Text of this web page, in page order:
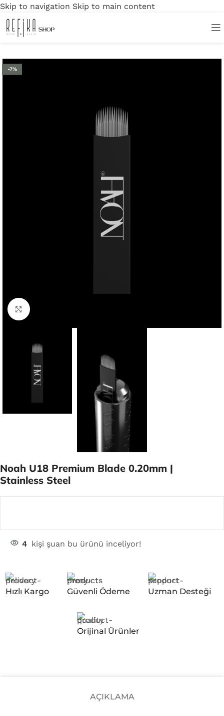
Skip to navigation Skip to main content
Ana Sayfa
-7%
Click to enlarge
Noah U18 Premium Blade 0.20mm |
Stainless Steel
4 kişi şuan bu ürünü inceliyor!
Hızlı Kargo Güvenli Ödeme Uzman Desteği
Orijinal Ürünler
AÇIKLAMA